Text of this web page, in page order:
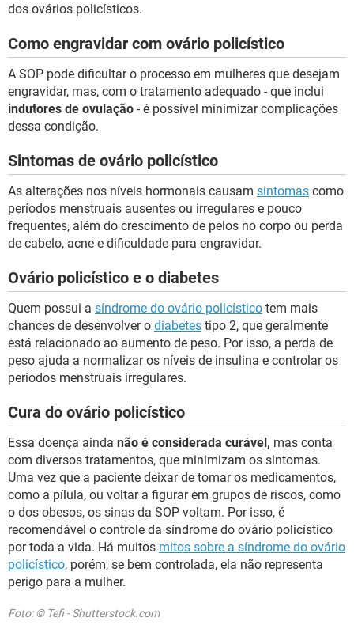
dos ovários policísticos.
Como engravidar com ovário policístico
A SOP pode dificultar o processo em mulheres que desejam
engravidar, mas, com o tratamento adequado - que inclui
indutores de ovulação - é possível minimizar complicações
dessa condição.
Sintomas de ovário policístico
As alterações nos níveis hormonais causam sintomas como
períodos menstruais ausentes ou irregulares e pouco
frequentes, além do crescimento de pelos no corpo ou perda
de cabelo, acne e dificuldade para engravidar.
Ovário policístico e o diabetes
Quem possui a síndrome do ovário policístico tem mais
chances de desenvolver o diabetes tipo 2, que geralmente
está relacionado ao aumento de peso. Por isso, a perda de
peso ajuda a normalizar os níveis de insulina e controlar os
períodos menstruais irregulares.
Cura do ovário policístico
Essa doença ainda não é considerada curável, mas conta
com diversos tratamentos, que minimizam os sintomas.
Uma vez que a paciente deixar de tomar os medicamentos,
como a pílula, ou voltar a figurar em grupos de riscos, como
o dos obesos, os sinas da SOP voltam. Por isso, é
recomendável o controle da síndrome do ovário policístico
por toda a vida. Há muitos mitos sobre a síndrome do ovário
policístico, porém, se bem controlada, ela não representa
perigo para a mulher.
Foto: © Tefi - Shutterstock.com